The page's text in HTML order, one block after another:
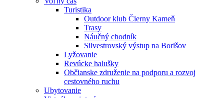
Turistika
Outdoor klub Čierny Kameň
Trasy
Náučný chodník
Silvestrovský výstup na Borišov
Lyžovanie
Revúcke halušky
Občianske združenie na podporu a rozvoj
cestovného ruchu
Ubytovanie